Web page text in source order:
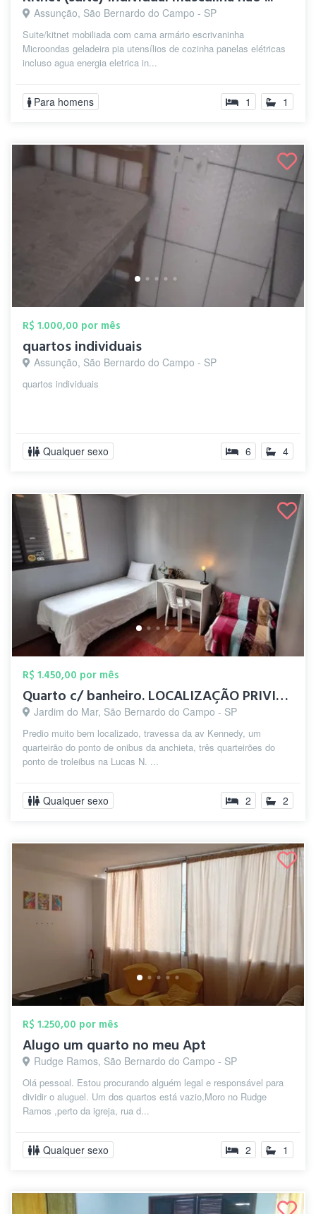
Assunção, São Bernardo do Campo - SP
Suite/kitnet mobiliada com cama armário escrivaninha
Microondas geladeira pia utensílios de cozinha panelas elétricas
incluso agua energia eletrica in...
Para homens 1 1
R$ 1.000,00 por mês
quartos individuais
Assunção, São Bernardo do Campo - SP
quartos individuais
Qualquer sexo 6 4
R$ 1.450,00 por mês
Quarto c/ banheiro. LOCALIZAÇÃO PRIVILEG...
Jardim do Mar, São Bernardo do Campo - SP
Predio muito bem localizado, travessa da av Kennedy, um
quarteirão do ponto de onibus da anchieta, três quarteirões do
ponto de troleibus na Lucas N. ...
Qualquer sexo 2 2
R$ 1.250,00 por mês
Alugo um quarto no meu Apt
Rudge Ramos, São Bernardo do Campo - SP
Olá pessoal. Estou procurando alguém legal e responsável para
dividir o aluguel. Um dos quartos está vazio,Moro no Rudge
Ramos ,perto da igreja, rua d...
Qualquer sexo 2 1